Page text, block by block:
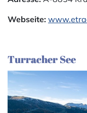
Webseite:
Turracher See